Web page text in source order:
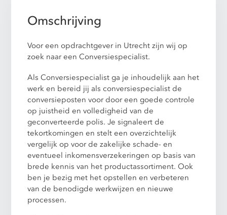
Omschrijving
Voor een opdrachtgever in Utrecht zijn wij op
zoek naar een Conversiespecialist.
Als Conversiespecialist ga je inhoudelijk aan het
werk en bereid jij als conversiespecialist de
conversieposten voor door een goede controle
op juistheid en volledigheid van de
geconverteerde polis. Je signaleert de
tekortkomingen en stelt een overzichtelijk
vergelijk op voor de zakelijke schade- en
eventueel inkomensverzekeringen op basis van
brede kennis van het productassortiment. Ook
ben je bezig met het opstellen en verbeteren
van de benodigde werkwijzen en nieuwe
processen.